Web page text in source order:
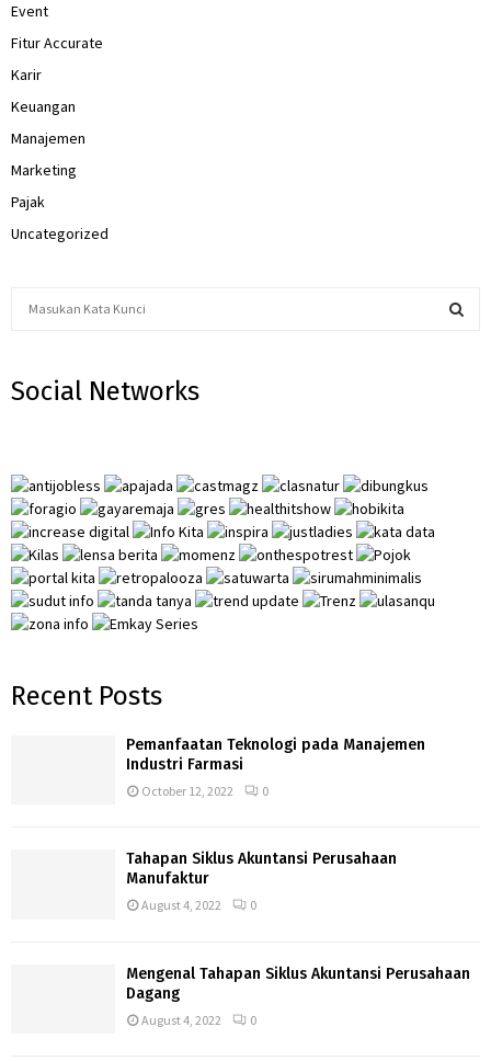
Event
Fitur Accurate
Karir
Keuangan
Manajemen
Marketing
Pajak
Uncategorized
c
r
:
Social Networks
Recent Posts
Pemanfaatan Teknologi pada Manajemen
Industri Farmasi
October 12, 2022 0
Tahapan Siklus Akuntansi Perusahaan
Manufaktur
August 4, 2022 0
Mengenal Tahapan Siklus Akuntansi Perusahaan
Dagang
August 4, 2022 0